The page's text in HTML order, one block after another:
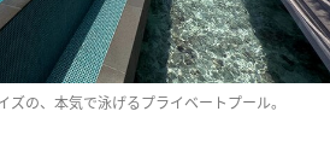
ズの、本気で泳げるプライベートプール。